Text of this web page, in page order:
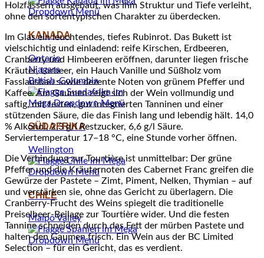
KANADA
Ontario
Niagara
British-Columbia
SÜDAFRIKA
Wellington
CHILE
Maipo Valley
Holzfässern ausgebaut, was ihm Struktur und Tiefe verleiht,
ohne den sortentypischen Charakter zu überdecken.
Im Glas ein leuchtendes, tiefes Rubinrot. Das Bukett ist
vielschichtig und einladend: reife Kirschen, Erdbeeren,
Cranberry und Himbeeren eröffnen, darunter liegen frische
Kräuter, Lorbeer, ein Hauch Vanille und Süßholz vom
Fasslausbau sowie dezente Noten von grünem Pfeffer und
Kaffee. Am Gaumen zeigt sich der Wein vollmundig und
saftig, mit festen, gut integrierten Tanninen und einer
stützenden Säure, die das Finish lang und lebendig hält. 14,0
% Alkohol, 2,3 g/l Restzucker, 6,6 g/l Säure.
Serviertemperatur 17–18 °C, eine Stunde vorher öffnen.
Die Verbindung zur Tourtière ist unmittelbar: Der grüne
Pfeffer und die Kräuternoten des Cabernet Franc greifen die
Gewürze der Pastete – Zimt, Piment, Nelken, Thymian – auf
und verstärken sie, ohne das Gericht zu überlagern. Die
Cranberry-Frucht des Weins spiegelt die traditionelle
Preiselbeer-Beilage zur Tourtière wider. Und die festen
Tannine schneiden durch das Fett der mürben Pastete und
halten den Gaumen frisch. Ein Wein aus der BC Limited
Selection – für ein Gericht, das es verdient.